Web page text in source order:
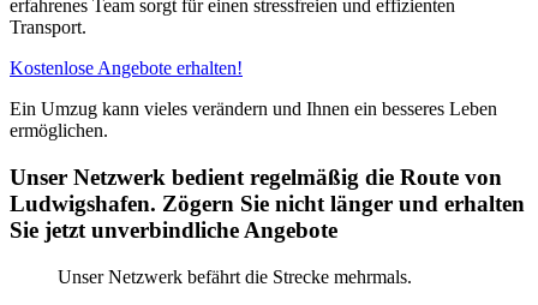
erfahrenes Team sorgt für einen stressfreien und effizienten
Transport.
Kostenlose Angebote erhalten!
Ein Umzug kann vieles verändern und Ihnen ein besseres Leben
ermöglichen.
Unser Netzwerk bedient regelmäßig die Route von
Ludwigshafen. Zögern Sie nicht länger und erhalten
Sie jetzt unverbindliche Angebote
Unser Netzwerk befährt die Strecke mehrmals.